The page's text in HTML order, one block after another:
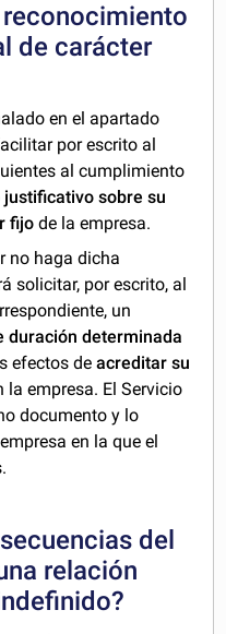
de carácter
en el apartado
por escrito al
al cumplimiento
sobre su
fijo de la empresa.
no haga dicha
solicitar, por escrito, al
un
duración determinada
efectos deacreditar su
la empresa. El Servicio
documento y lo
en la que el
del
relación